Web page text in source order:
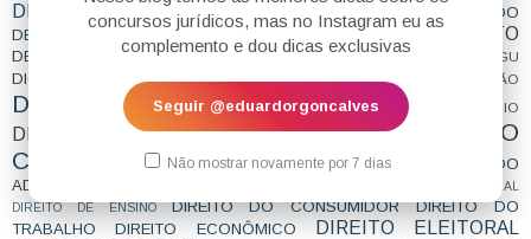
concursos jurídicos, mas no Instagram eu as
complemento e dou dicas exclusivas
Seguir @eduardorgoncalves
Não mostrar novamente por 7 dias
DEFENSORIA defensoria estadual DEFESA DE CANDIDATOS
DELEGADO
DELEGADO CIVIL
DELEGADO FEDERAL DEPOIMENTO
DEPOIMENTO DE APROVADO DESAFIOBLOGDOEDU DICA DICA AGU
DICA DE OURO DICA ESPERTA DICAS DIREITO A EDUCAÇÃO
DIREITO ADMINISTRATIVO DIREITO AGRÁRIO
DIREITO AMBIENTAL DIREITO CIVIL
DIREITO
CONSTITUCIONAL
DIREITO DA CRIANÇA E DO
ADOLESCENTE
DIREITO DA SEGURIDADE SOCIAL
DIREITO DE ENSINO
DIREITO DO CONSUMIDOR
DIREITO DO
TRABALHO
DIREITO ECONÔMICO DIREITO ELEITORAL